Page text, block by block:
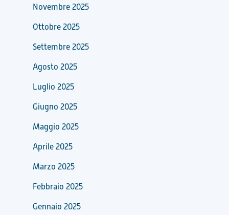
Novembre 2025
Ottobre 2025
Settembre 2025
Agosto 2025
Luglio 2025
Giugno 2025
Maggio 2025
Aprile 2025
Marzo 2025
Febbraio 2025
Gennaio 2025